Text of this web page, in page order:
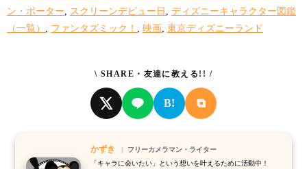
ン・ポーター
スクリーンデビュー日
ディズニーキャラクター図鑑
（一覧）
ファンタズミック！ 映画 東京ディズニーランド
\ SHARE・友達に教える!! /
B! ⧉
かずき
フリーカメラマン・ライター
「キャラに会いたい」という想いを叶えるために活動中！